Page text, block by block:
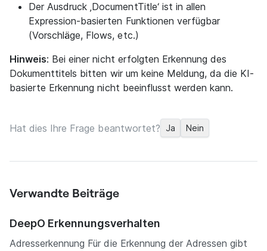
Der Ausdruck ‚DocumentTitle‘ ist in allen
Expression-basierten Funktionen verfügbar
(Vorschläge, Flows, etc.)
Hinweis: Bei einer nicht erfolgten Erkennung des
Dokumenttitels bitten wir um keine Meldung, da die KI-
basierte Erkennung nicht beeinflusst werden kann.
Hat dies Ihre Frage beantwortet? Ja Nein
Verwandte Beiträge
DeepO Erkennungsverhalten
Adresserkennung Für die Erkennung der Adressen gibt